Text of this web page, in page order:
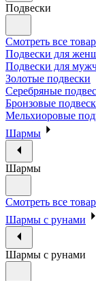
Подвески
Смотреть все
Подвески для
Подвески для
Золотые подвески
Серебряные
Бронзовые
Мельхиоровые
Шармы
Шармы
Смотреть все
Шармы с рунами
Шармы с рунами